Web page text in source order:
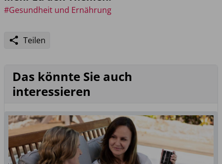
#Gesundheit und Ernährung
Teilen
Das könnte Sie auch
interessieren